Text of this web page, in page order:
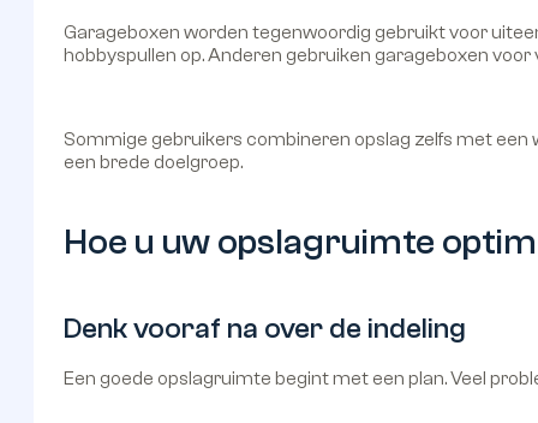
Garageboxen worden tegenwoordig gebruikt voor
hobbyspullen op. Anderen gebruiken garageboxen
Sommige gebruikers combineren opslag zelfs met
een brede doelgroep.
Hoe u uw opslagruimte
Denk vooraf na over de indeling
Een goede opslagruimte begint met een plan. Veel